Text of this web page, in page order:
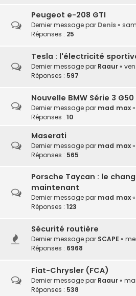
Peugeot e-208 GTI
Dernier message par Denis«
Réponses : 25
Tesla : l'électricité
Dernier message par Raaur«
Réponses : 597
Nouvelle BMW Série 3
Dernier message par mad max«
Réponses : 10
Maserati
Dernier message par mad max«
Réponses : 565
Porsche Taycan : le
maintenant
Dernier message par mad max«
Réponses : 123
Sécurité routière
Dernier message par SCAPE «
Réponses : 6968
Fiat-Chrysler (FCA)
Dernier message par Raaur«
Réponses : 538